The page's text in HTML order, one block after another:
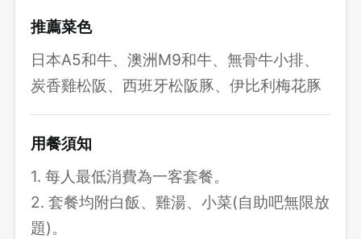
推薦菜色
日本A5和牛、澳洲M9和牛、無骨牛小排、
炭香雞松阪、西班牙松阪豚、伊比利梅花豚
用餐須知
1. 每人最低消費為一客套餐。
2. 套餐均附白飯、雞湯、小菜(自助吧無限放
題)。